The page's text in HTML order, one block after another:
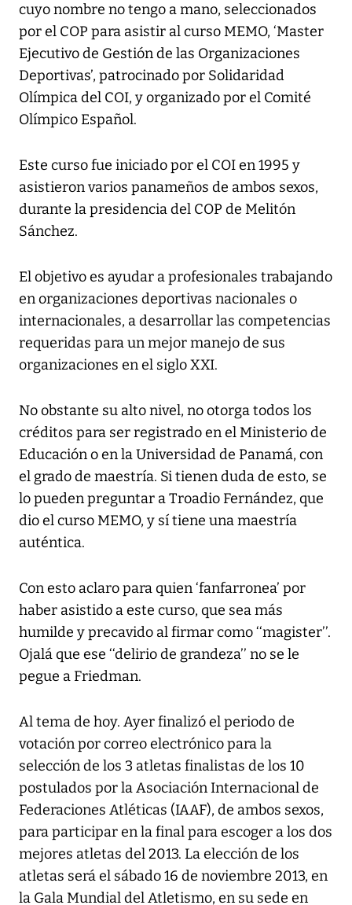
cuyo nombre no tengo a mano, seleccionados
por el COP para asistir al curso MEMO, ‘Master
Ejecutivo de Gestión de las Organizaciones
Deportivas’, patrocinado por Solidaridad
Olímpica del COI, y organizado por el Comité
Olímpico Español.
Este curso fue iniciado por el COI en 1995 y
asistieron varios panameños de ambos sexos,
durante la presidencia del COP de Melitón
Sánchez.
El objetivo es ayudar a profesionales trabajando
en organizaciones deportivas nacionales o
internacionales, a desarrollar las competencias
requeridas para un mejor manejo de sus
organizaciones en el siglo XXI.
No obstante su alto nivel, no otorga todos los
créditos para ser registrado en el Ministerio de
Educación o en la Universidad de Panamá, con
el grado de maestría. Si tienen duda de esto, se
lo pueden preguntar a Troadio Fernández, que
dio el curso MEMO, y sí tiene una maestría
auténtica.
Con esto aclaro para quien ‘fanfarronea’ por
haber asistido a este curso, que sea más
humilde y precavido al firmar como ‘‘magister’’.
Ojalá que ese ‘‘delirio de grandeza’’ no se le
pegue a Friedman.
Al tema de hoy. Ayer finalizó el periodo de
votación por correo electrónico para la
selección de los 3 atletas finalistas de los 10
postulados por la Asociación Internacional de
Federaciones Atléticas (IAAF), de ambos sexos,
para participar en la final para escoger a los dos
mejores atletas del 2013. La elección de los
atletas será el sábado 16 de noviembre 2013, en
la Gala Mundial del Atletismo, en su sede en